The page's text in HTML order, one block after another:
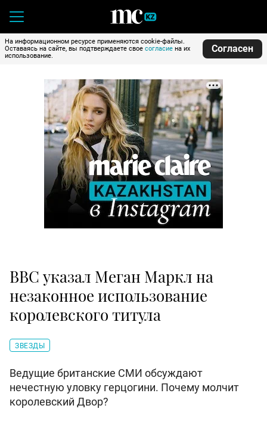
На информационном ресурсе применяются cookie-файлы.
Оставаясь на сайте, вы подтверждаете свое согласие на их
использование.
Согласен
BBC указал Меган Маркл на
незаконное использование
королевского титула
ЗВЕЗДЫ
Ведущие британские СМИ обсуждают
нечестную уловку герцогини. Почему молчит
королевский Двор?